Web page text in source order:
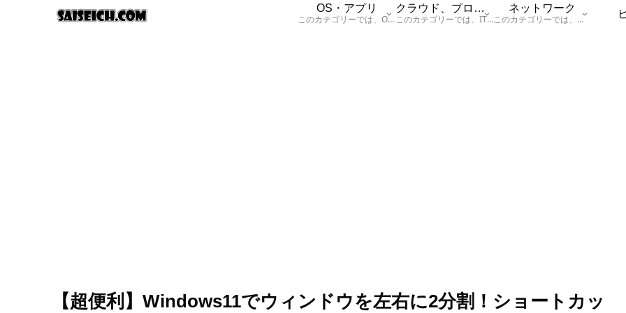
OS・アプリ
このカテゴリーでは、OSに関する情報を記載しています。
クラウド、プログラム
このカテゴリーでは、ITに関する基本的な情報として「ハードウェア、「サーバー」、「データベース、「ネットワーク」、「セキュリティ」、「プログラム」に関する情報を記載しています。
ネットワーク
このカテゴリーでは、「ネットワーク」に関する情報を記載しています。
【超便利】Windows11でウィンドウを左右に2分割！ショートカッ